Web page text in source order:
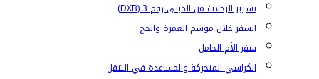
تسيير الرحلات من المبنى رقم 3 (DXB)
السفر خلال موسم العمرة والحج
سفر الأم الحامل
الكراسي المتحركة والمساعدة في التنقل